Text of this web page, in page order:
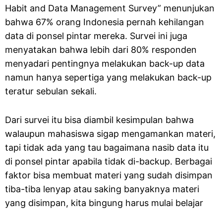
Habit and Data Management Survey” menunjukan
bahwa 67% orang Indonesia pernah kehilangan
data di ponsel pintar mereka. Survei ini juga
menyatakan bahwa lebih dari 80% responden
menyadari pentingnya melakukan back-up data
namun hanya sepertiga yang melakukan back-up
teratur sebulan sekali.
Dari survei itu bisa diambil kesimpulan bahwa
walaupun mahasiswa sigap mengamankan materi,
tapi tidak ada yang tau bagaimana nasib data itu
di ponsel pintar apabila tidak di-backup. Berbagai
faktor bisa membuat materi yang sudah disimpan
tiba-tiba lenyap atau saking banyaknya materi
yang disimpan, kita bingung harus mulai belajar